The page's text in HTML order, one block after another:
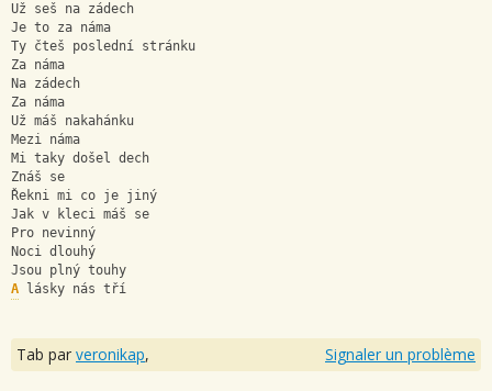
Už seš na zádech
Je to za náma
Ty čteš poslední stránku
Za náma
Na zádech
Za náma
Už máš nakahánku
Mezi náma
Mi taky došel dech
Znáš se
Řekni mi co je jiný
Jak v kleci máš se
Pro nevinný
Noci dlouhý
Jsou plný touhy
A lásky nás tří
Tab par veronikap, Signaler un problème